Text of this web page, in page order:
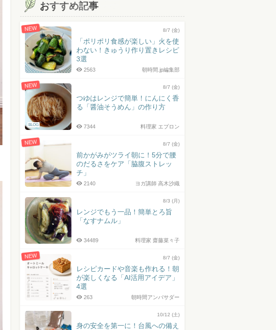
おすすめ記事
NEW 8/7 (金)
「ポリポリ食感が楽しい」火を使
わない！きゅうり作り置きレシピ
3選
朝時間.jp編集部
2563
NEW
BLOG
8/7 (金)
つゆはレンジで簡単！にんにく香
る「醤油そうめん」の作り方
料理家 エプロン
7344
NEW 8/7 (金)
前かがみがツライ朝に！5分で腰
のだるさをケア「脇腹ストレッ
チ」
ヨガ講師 高木沙織
2140
8/3 (月)
レンジでもう一品！簡単とろ旨
「なすナムル」
料理家 齋藤菜々子
34489
NEW 8/7 (金)
レシピカードや音楽も作れる！朝
が楽しくなる「AI活用アイデア」
4選
朝時間アンバサダー
263
10/12 (土)
身の安全を第一に！台風への備え